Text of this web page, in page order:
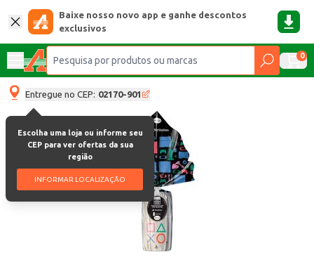
Baixe nosso novo app e ganhe descontos
exclusivos
0
Entregue no CEP: 02170-901
Escolha uma loja ou informe seu
CEP para ver ofertas da sua
região
INFORMAR LOCALIZAÇÃO